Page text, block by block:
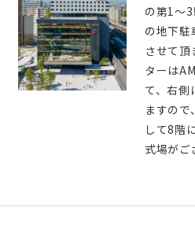
の第1～
の地下
させて
ターは
て、右側
ますの
して8階
式場がご